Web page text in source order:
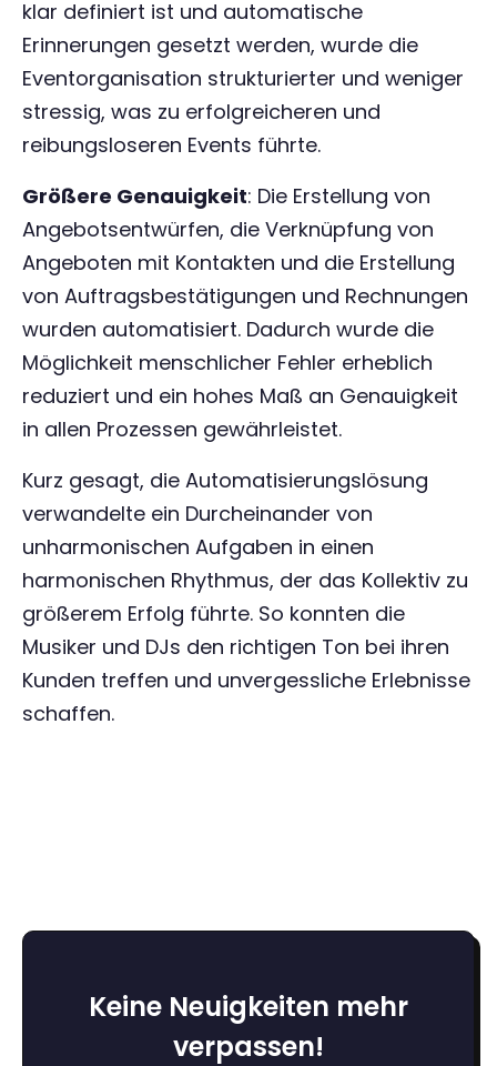
klar definiert ist und automatische
Erinnerungen gesetzt werden, wurde die
Eventorganisation strukturierter und weniger
stressig, was zu erfolgreicheren und
reibungsloseren Events führte.
Größere Genauigkeit: Die Erstellung von
Angebotsentwürfen, die Verknüpfung von
Angeboten mit Kontakten und die Erstellung
von Auftragsbestätigungen und Rechnungen
wurden automatisiert. Dadurch wurde die
Möglichkeit menschlicher Fehler erheblich
reduziert und ein hohes Maß an Genauigkeit
in allen Prozessen gewährleistet.
Kurz gesagt, die Automatisierungslösung
verwandelte ein Durcheinander von
unharmonischen Aufgaben in einen
harmonischen Rhythmus, der das Kollektiv zu
größerem Erfolg führte. So konnten die
Musiker und DJs den richtigen Ton bei ihren
Kunden treffen und unvergessliche Erlebnisse
schaffen.
Keine Neuigkeiten mehr
verpassen!